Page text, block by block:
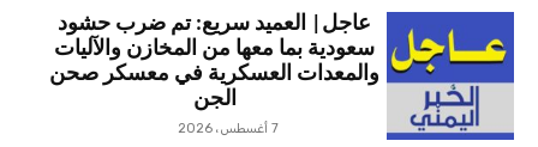
عاجل| العميد سريع: تم ضرب حشود
سعودية بما معها من المخازن والآليات
والمعدات العسكرية في معسكر صحن
الجن
7 أغسطس، 2026